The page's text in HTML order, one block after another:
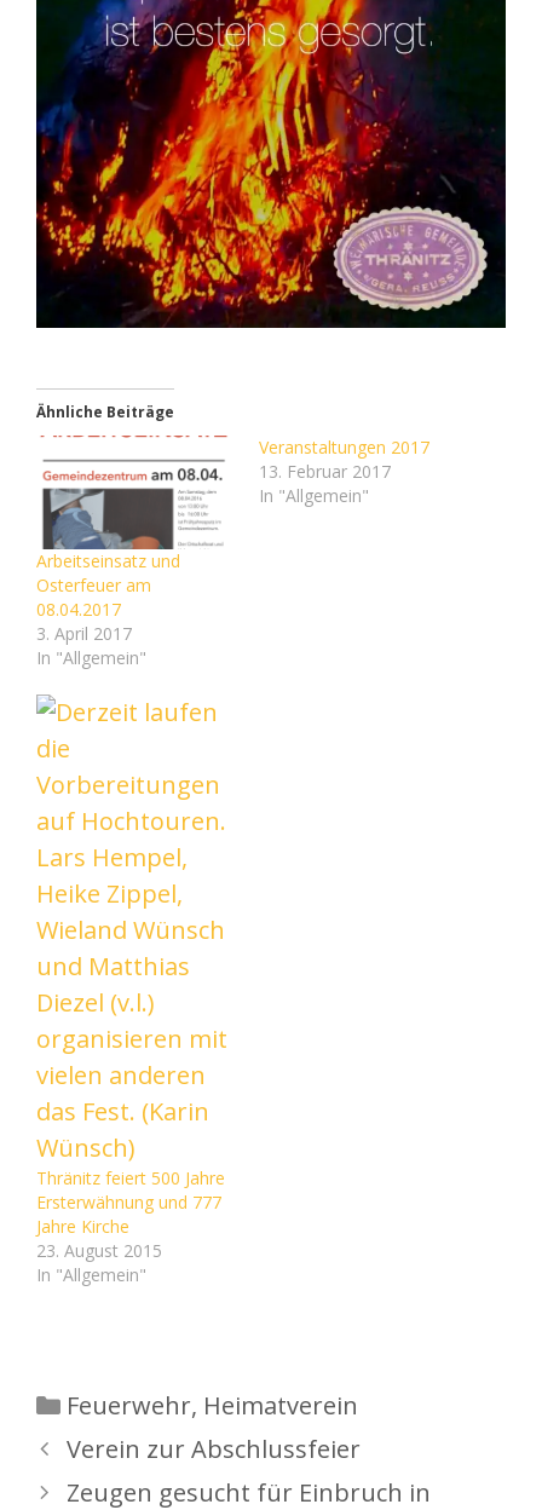
Ähnliche Beiträge
Arbeitseinsatz und
Osterfeuer am
08.04.2017
3. April 2017
In "Allgemein"
Veranstaltungen 2017
13. Februar 2017
In "Allgemein"
Thränitz feiert 500 Jahre
Ersterwähnung und 777
Jahre Kirche
23. August 2015
In "Allgemein"
Kategorien
Feuerwehr, Heimatverein
Verein zur Abschlussfeier
Zeugen gesucht für Einbruch in